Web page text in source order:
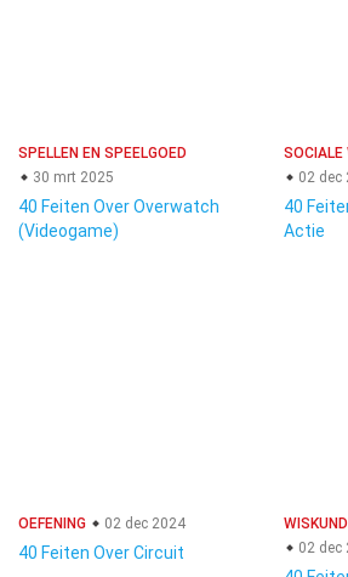
SPELLEN EN SPEELGOED
30 mrt 2025
40 Feiten Over Overwatch
(Videogame)
SOCIALE
02 dec
40
Actie
OEFENING 02 dec 2024
40 Feiten Over Circuit
02 dec